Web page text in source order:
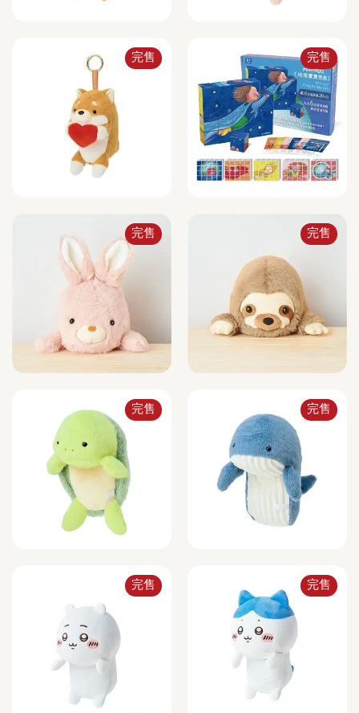
完售 完售
完售 完售
完售 完售
完售 完售